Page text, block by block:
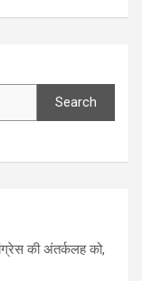
Search
की अंतर्कलह को,